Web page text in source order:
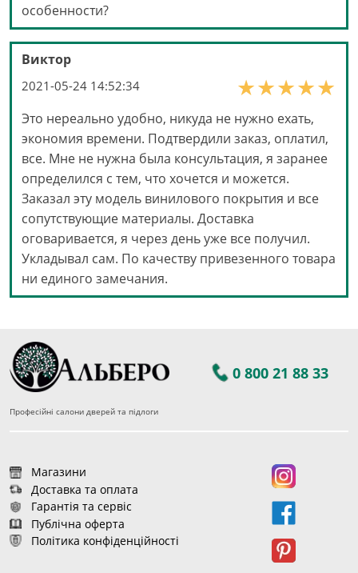
особенности?
Виктор
2021-05-24 14:52:34
Это нереально удобно, никуда не нужно ехать,
экономия времени. Подтвердили заказ, оплатил,
все. Мне не нужна была консультация, я заранее
определился с тем, что хочется и можется.
Заказал эту модель винилового покрытия и все
сопутствующие материалы. Доставка
оговаривается, я через день уже все получил.
Укладывал сам. По качеству привезенного товара
ни единого замечания.
0 800 21 88 33
Професійні салони дверей та підлоги
Магазини
Доставка та оплата
Гарантія та сервіс
Публічна оферта
Політика конфіденційності